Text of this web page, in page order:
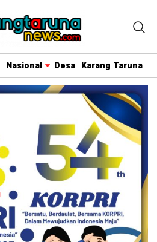
Nasional Desa Karang Taruna